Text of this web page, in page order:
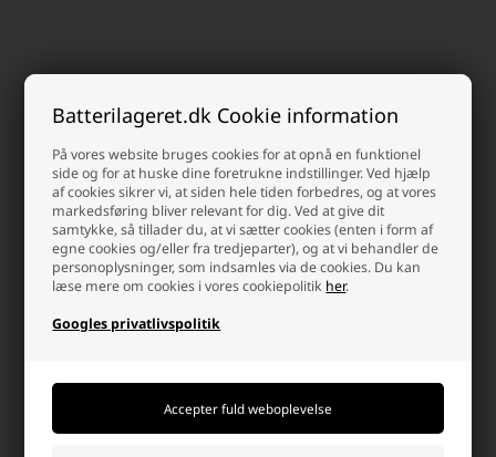
Batterilageret.dk Cookie information
På vores website bruges cookies for at opnå en funktionel
side og for at huske dine foretrukne indstillinger. Ved hjælp
af cookies sikrer vi, at siden hele tiden forbedres, og at vores
markedsføring bliver relevant for dig. Ved at give dit
samtykke, så tillader du, at vi sætter cookies (enten i form af
egne cookies og/eller fra tredjeparter), og at vi behandler de
personoplysninger, som indsamles via de cookies. Du kan
læse mere om cookies i vores cookiepolitik her.
Googles privatlivspolitik
Kunder købte også
Dørforhæng L: 200 x B: 90 cm,
Bambus
Party LED Lyskæde 80 LED
Multifarvet, 16 meter